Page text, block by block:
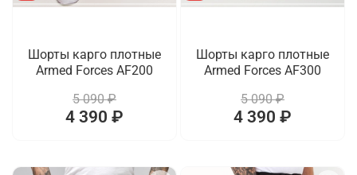
Шорты карго плотные
Armed Forces AF200
5 090 ₽
4 390 ₽
Шорты карго плотные
Armed Forces AF300
5 090 ₽
4 390 ₽